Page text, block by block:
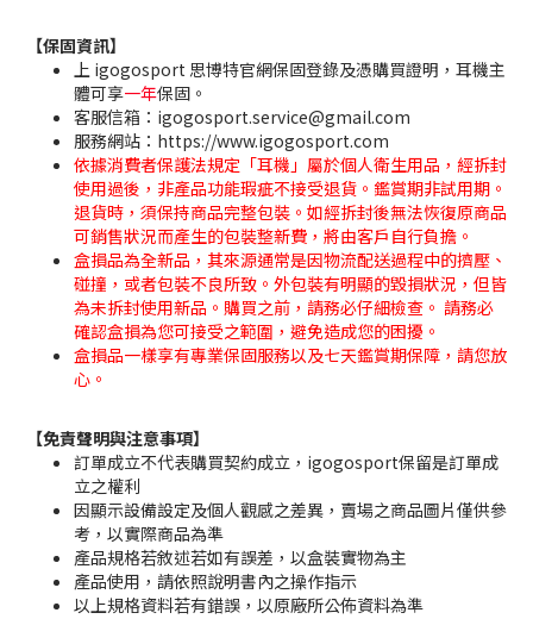
【保固資訊】
上 igogosport 思博特官網保固登錄及憑購買證明，耳機主
體可享一年保固。
客服信箱：igogosport.service@gmail.com
服務網站：https://www.igogosport.com
依據消費者保護法規定「耳機」屬於個人衛生用品，經拆封
使用過後，非產品功能瑕疵不接受退貨。鑑賞期非試用期。
退貨時，須保持商品完整包裝。如經拆封後無法恢復原商品
可銷售狀況而產生的包裝整新費，將由客戶自行負擔。
盒損品為全新品，其來源通常是因物流配送過程中的擠壓、
碰撞，或者包裝不良所致。外包裝有明顯的毀損狀況，但皆
為未拆封使用新品。購買之前，請務必仔細檢查。 請務必
確認盒損為您可接受之範圍，避免造成您的困擾。
盒損品一樣享有專業保固服務以及七天鑑賞期保障，請您放
心。
【免責聲明與注意事項】
訂單成立不代表購買契約成立，igogosport保留是訂單成
立之權利
因顯示設備設定及個人觀感之差異，賣場之商品圖片僅供參
考，以實際商品為準
產品規格若敘述若如有誤差，以盒裝實物為主
產品使用，請依照說明書內之操作指示
以上規格資料若有錯誤，以原廠所公佈資料為準